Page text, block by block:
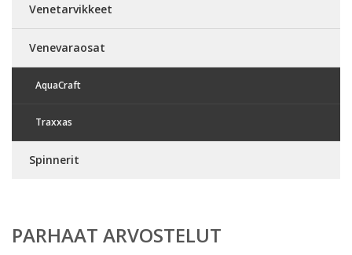
Venetarvikkeet
Venevaraosat
AquaCraft
Traxxas
Spinnerit
PARHAAT ARVOSTELUT